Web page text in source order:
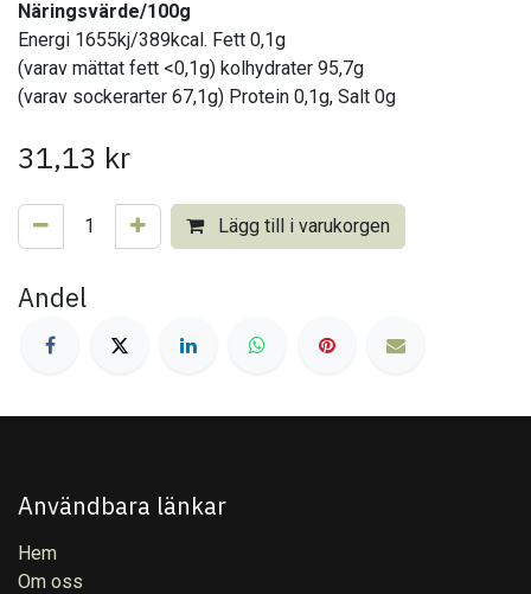
Näringsvärde/100g
Energi 1655kj/389kcal. Fett 0,1g
(varav mättat fett <0,1g) kolhydrater 95,7g
(varav sockerarter 67,1g) Protein 0,1g, Salt 0g
31,13 kr
Lägg till i varukorgen
Andel
Användbara länkar
Hem
Om oss